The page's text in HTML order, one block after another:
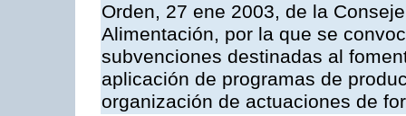
Orden, 27 ene 2003, de la
Alimentación, por la que se
subvenciones destinadas al
aplicación de programas de
organización de actuaciones de